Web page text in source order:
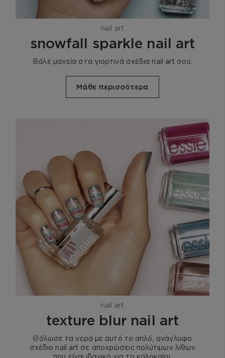
nail art
snowfall sparkle nail art
Βάλε μαγεία στα γιορτινά σχέδια nail art σου.
Μάθε περισσότερα
nail art
texture blur nail art
Θόλωσε τα νερά με αυτό το απλό, ανάγλυφο
σχέδιο nail art σε αποχρώσεις πολύτιμων λίθων
που είναι ιδανικό για το καλοκαίρι.